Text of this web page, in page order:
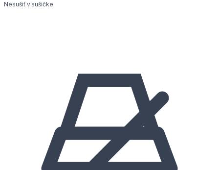
Nesušiť v sušičke